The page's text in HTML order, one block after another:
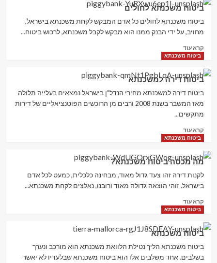
ביטוח
אי
תשלום
משכנתא
ביטוח משכנתא לחולים
ביטוח משכנתא לחולים כל אדם המבקש לקחת משכנתא בישראל,
מחויב, על ידי הבנק ממנו הוא מבקש לקבל משכנתא, לרכוש ביטוח...
קרא עודRead
more
ביטוח
משכנתא
לחולים
ביטוח משכנתא
ביטוח דירה למשכנתא
ביטוח דירה למשכנתא מחירי הנדל"ן בישראל נמצאים בעלייה תלולה
מאז המשבר בשנת 2008 ורבים מן הרוכשים הפוטנציאליים של דירות
מתקשים...
קרא עודRead
more
ביטוח
דירה
למשכנתא
ביטוח משכנתא
מה מכסה ביטוח משכנתא?
לקנות דירה זהו צעד גדול מאוד, מבחינה כלכלית, כמעט לכל אדם
בישראל. זוהי הוצאה גדולה מאוד ורובנו, נאלצים לקחת משכנתא...
קרא עודRead
more
מה
מכסה
ביטוח
משכנתא?
ביטוח משכנתא
ביטוח משכנתא
ביטוח משכנתא הליך נטילת הלוואת משכנתא הוא מורכב ונערך
בשלבים. אחד משלבים אלו הוא ביטוח משכנתא שבלעדיו לא יאשר